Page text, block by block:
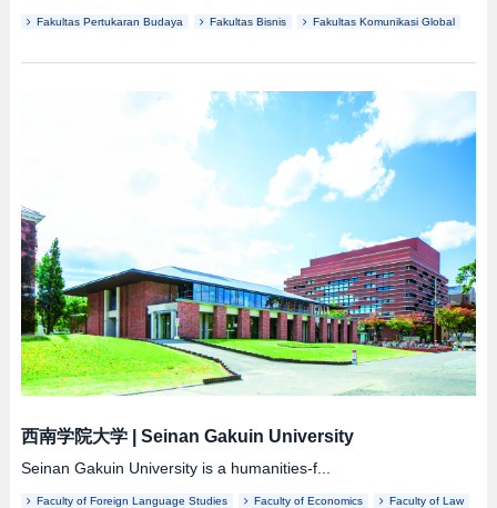
Fakultas Pertukaran Budaya Fakultas Bisnis Fakultas Komunikasi Global
西南学院大学| Seinan Gakuin University
Seinan Gakuin University is a humanities-f...
Faculty of Foreign Language Studies Faculty of Economics Faculty of Law